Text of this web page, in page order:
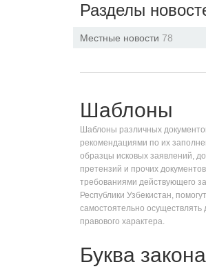
Разделы
Местные новости 78
Шаблоны
Шаблоны различных
рекомендациями по их
образцы исковых заявлений,
претензий и прочих
требованиями действующего
Республики Узбекистан,
самостоятельно осуществлять
правового характера.
Буква закона